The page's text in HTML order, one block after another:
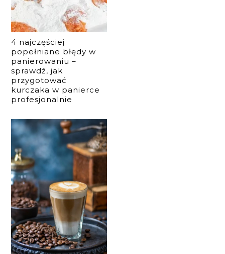
4 najczęściej
popełniane błędy w
panierowaniu –
sprawdź, jak
przygotować
kurczaka w panierce
profesjonalnie